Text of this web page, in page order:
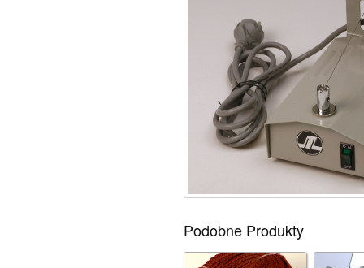
Podobne Produkty